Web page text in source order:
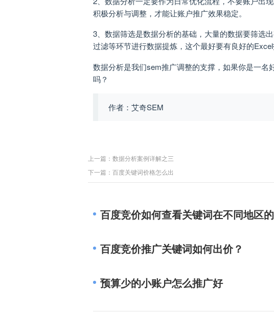
积极分析与调整，才能让账户推广效果稳定。
3、数据筛选是数据分析的基础，大量的数据要筛选
过滤等环节进行数据提炼，这个最好要有良好的Excel
数据分析是我们sem推广调整的支撑，如果你是一
吗？
作者：艾奇SEM
上一篇： 数据分析案例详解之三
下一篇： 百度关键词价格怎么出
百度竞价如何查看关键词在不同地区
百度竞价推广关键词如何出价？
预算少的小账户怎么推广好